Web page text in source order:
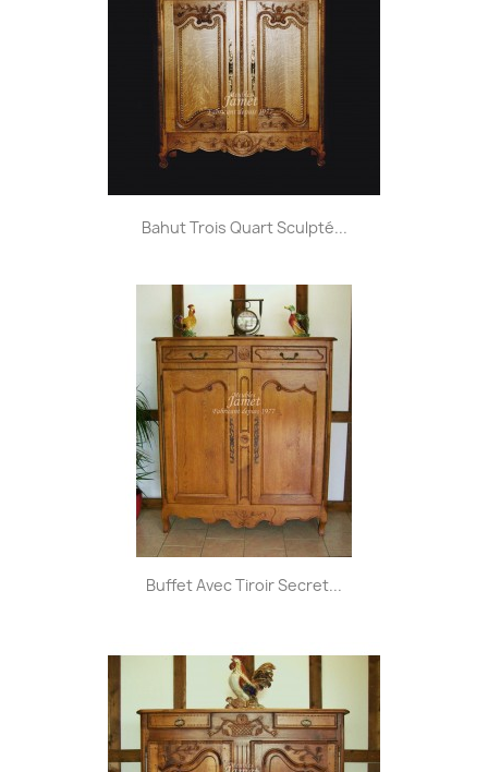
Bahut Trois Quart Sculpté...
Buffet Avec Tiroir Secret...